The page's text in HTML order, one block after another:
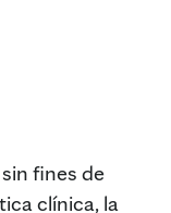
fines de
clínica, la